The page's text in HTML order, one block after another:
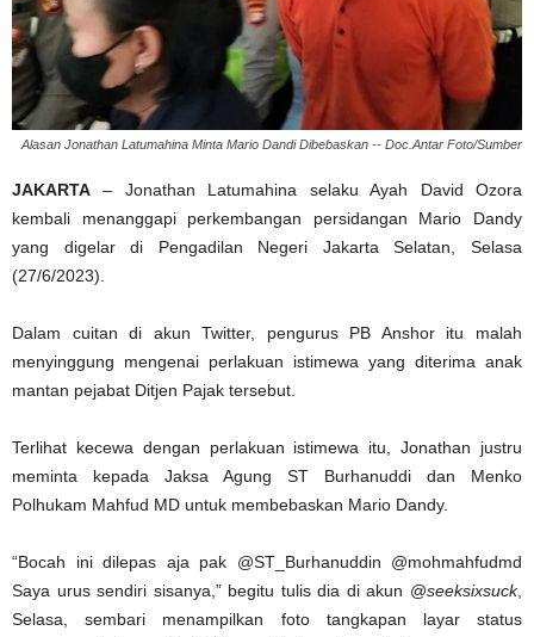
Alasan Jonathan Latumahina Minta Mario Dandi Dibebaskan -- Doc.Antar Foto/Sumber
JAKARTA – Jonathan Latumahina selaku Ayah David Ozora
kembali menanggapi perkembangan persidangan Mario Dandy
yang digelar di Pengadilan Negeri Jakarta Selatan, Selasa
(27/6/2023).
Dalam cuitan di akun Twitter, pengurus PB Anshor itu malah
menyinggung mengenai perlakuan istimewa yang diterima anak
mantan pejabat Ditjen Pajak tersebut.
Terlihat kecewa dengan perlakuan istimewa itu, Jonathan justru
meminta kepada Jaksa Agung ST Burhanuddi dan Menko
Polhukam Mahfud MD untuk membebaskan Mario Dandy.
“Bocah ini dilepas aja pak @ST_Burhanuddin @mohmahfudmd
Saya urus sendiri sisanya,” begitu tulis dia di akun @seeksixsuck,
Selasa, sembari menampilkan foto tangkapan layar status